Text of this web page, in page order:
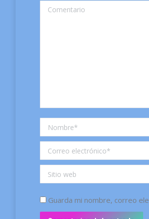
Comentario
Nombre *
Correo electrónico *
Sitio web
Guarda mi nombre, correo